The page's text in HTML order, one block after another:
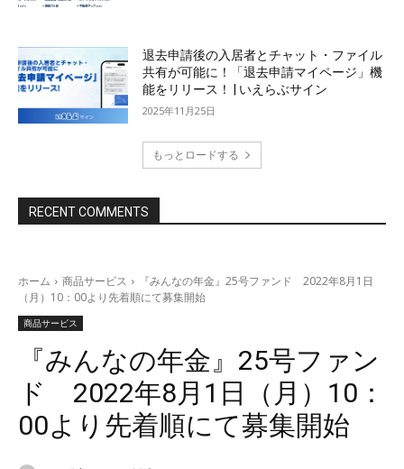
退去申請後の入居者とチャット・ファイル
共有が可能に！「退去申請マイページ」機
能をリリース！ | いえらぶサイン
2025年11月25日
もっとロードする
RECENT COMMENTS